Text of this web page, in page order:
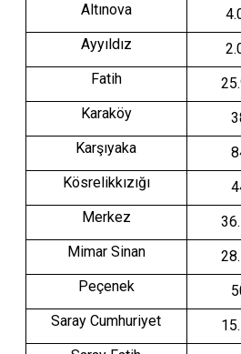
Altınova
Ayyıldız
Fatih
Karaköy
Karşıyaka
Kösrelikkızığı
Merkez
Mimar Sinan
Peçenek
Saray Cumhuriyet